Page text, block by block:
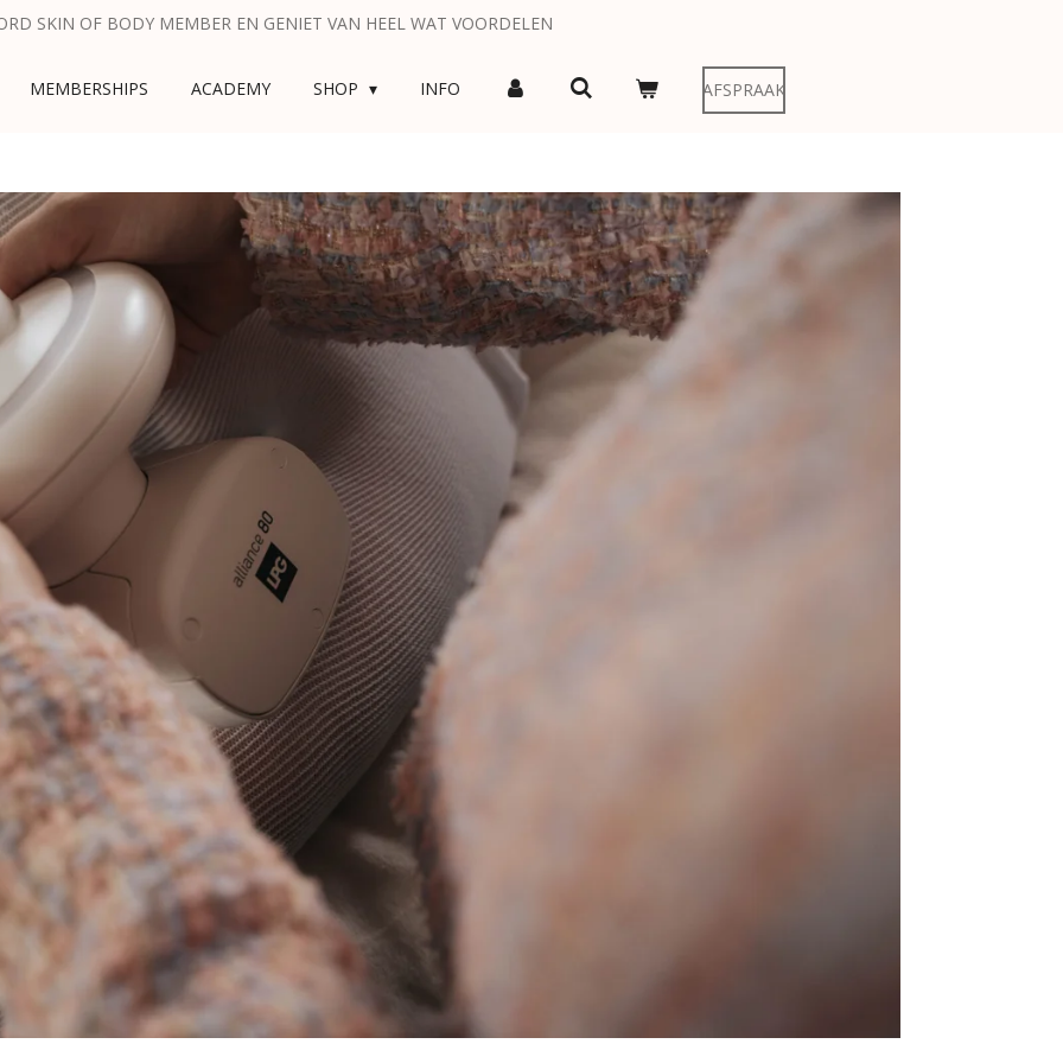
SKIN OF BODY MEMBER EN GENIET VAN HEEL WAT VOORDELEN
MEMBERSHIPS ACADEMY SHOP INFO AFSPRAAK